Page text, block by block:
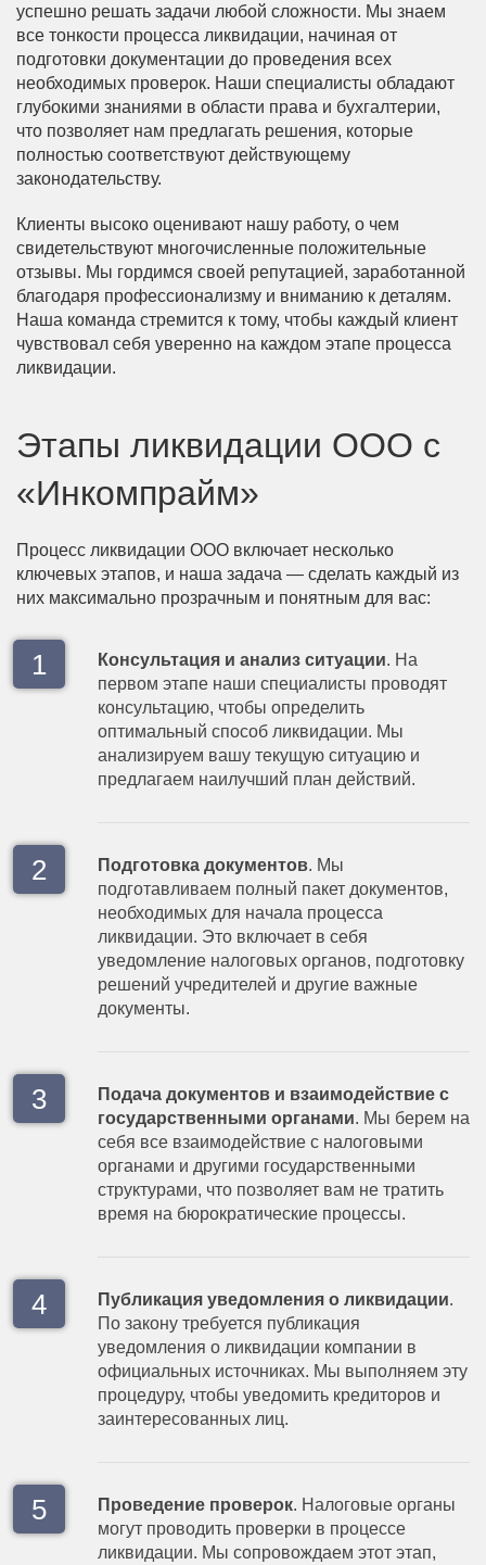
успешно решать задачи любой сложности. Мы знаем
все тонкости процесса ликвидации, начиная от
подготовки документации до проведения всех
необходимых проверок. Наши специалисты обладают
глубокими знаниями в области права и бухгалтерии,
что позволяет нам предлагать решения, которые
полностью соответствуют действующему
законодательству.
Клиенты высоко оценивают нашу работу, о чем
свидетельствуют многочисленные положительные
отзывы. Мы гордимся своей репутацией, заработанной
благодаря профессионализму и вниманию к деталям.
Наша команда стремится к тому, чтобы каждый клиент
чувствовал себя уверенно на каждом этапе процесса
ликвидации.
Этапы ликвидации ООО с
«Инкомпрайм»
Процесс ликвидации ООО включает несколько
ключевых этапов, и наша задача — сделать каждый из
них максимально прозрачным и понятным для вас:
Консультация и анализ ситуации. На
первом этапе наши специалисты проводят
консультацию, чтобы определить
оптимальный способ ликвидации. Мы
анализируем вашу текущую ситуацию и
предлагаем наилучший план действий.
Подготовка документов. Мы
подготавливаем полный пакет документов,
необходимых для начала процесса
ликвидации. Это включает в себя
уведомление налоговых органов, подготовку
решений учредителей и другие важные
документы.
Подача документов и взаимодействие с
государственными органами. Мы берем на
себя все взаимодействие с налоговыми
органами и другими государственными
структурами, что позволяет вам не тратить
время на бюрократические процессы.
Публикация уведомления о ликвидации.
По закону требуется публикация
уведомления о ликвидации компании в
официальных источниках. Мы выполняем эту
процедуру, чтобы уведомить кредиторов и
заинтересованных лиц.
Проведение проверок. Налоговые органы
могут проводить проверки в процессе
ликвидации. Мы сопровождаем этот этап,